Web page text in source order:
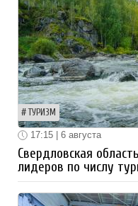
ТУРИЗМ
17:15 | 6 августа
Свердловская
лидеров по числу